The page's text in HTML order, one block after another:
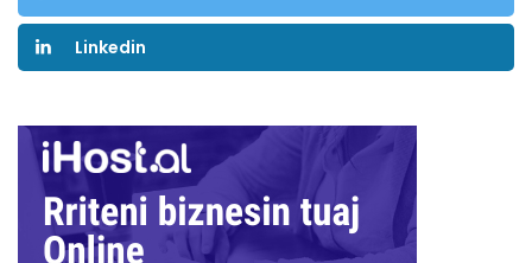
Linkedin